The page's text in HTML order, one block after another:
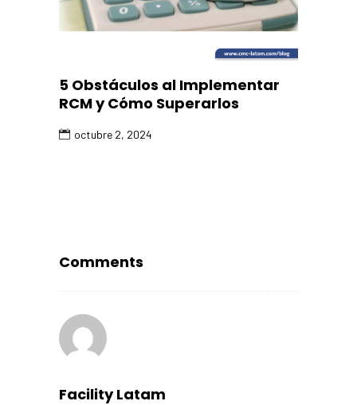
5 Obstáculos al Implementar
RCM y Cómo Superarlos
octubre 2, 2024
Comments
Facility Latam